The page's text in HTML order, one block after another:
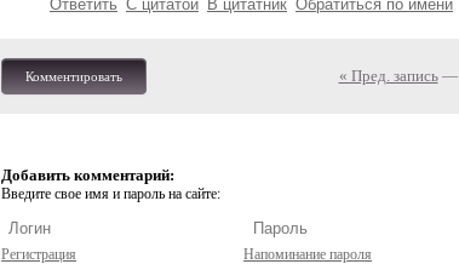
Ответить С цитатой В цитатник Обратиться по имени
Комментировать « Пред. запись—
Добавить комментарий:
Введите свое имя и пароль на сайте:
Регистрация Напоминание пароля